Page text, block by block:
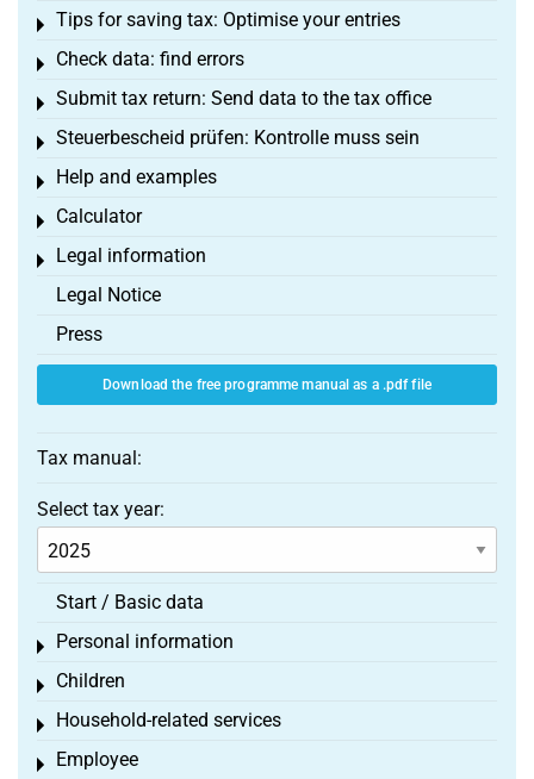
Tips for saving tax: Optimise your entries
Toggle menu
Check data: find errors
Toggle menu
Submit tax return: Send data to the tax office
Toggle menu
Steuerbescheid prüfen: Kontrolle muss sein
Toggle menu
Help and examples
Toggle menu
Calculator
Toggle menu
Legal information
Toggle menu
Legal Notice
Press
Download the free programme manual as a .pdf file
Tax manual:
Select tax year:
Start / Basic data
Personal information
Toggle menu
Children
Toggle menu
Household-related services
Toggle menu
Employee
Toggle menu